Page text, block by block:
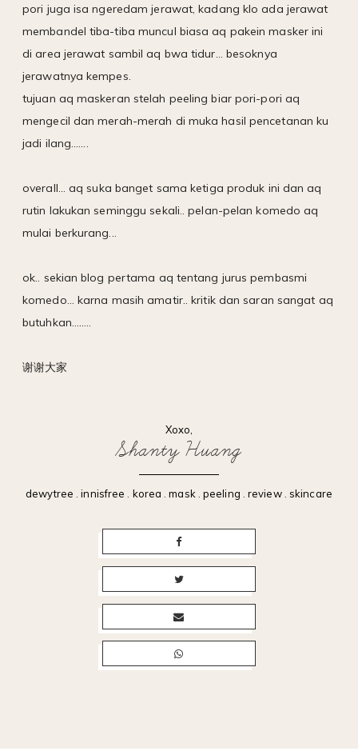
pori juga isa ngeredam jerawat, kadang klo ada jerawat
membandel tiba-tiba muncul biasa aq pakein masker ini
di area jerawat sambil aq bwa tidur... besoknya
jerawatnya kempes.
tujuan aq maskeran stelah peeling biar pori-pori aq
mengecil dan merah-merah di muka hasil pencetanan ku
jadi ilang.......
overall... aq suka banget sama ketiga produk ini dan aq
rutin lakukan seminggu sekali.. pelan-pelan komedo aq
mulai berkurang...
ok.. sekian blog pertama aq tentang jurus pembasmi
komedo... karna masih amatir.. kritik dan saran sangat aq
butuhkan........
谢谢大家
Xoxo,
Shanty Huang
dewytree .innisfree . korea .mask.peeling .review. skincare